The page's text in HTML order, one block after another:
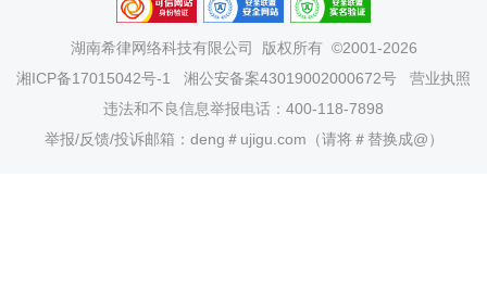
湖南希律网络科技有限公司
版权所有 ©2001-2026
湘ICP备17015042号-1
湘公安备案43019002000672号
营业执照
违法和不良信息举报电话：400-118-7898
举报/反馈/投诉邮箱：deng＃ujigu.com（请将＃替换成@）